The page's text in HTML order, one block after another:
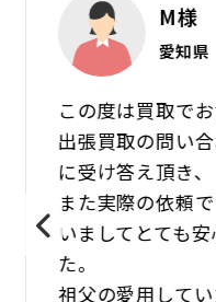
M様
愛知県
この度は買取で
出張買取の問い
に受け答え頂き、
また実際の依頼
いましてとても
た。
祖父の愛用して